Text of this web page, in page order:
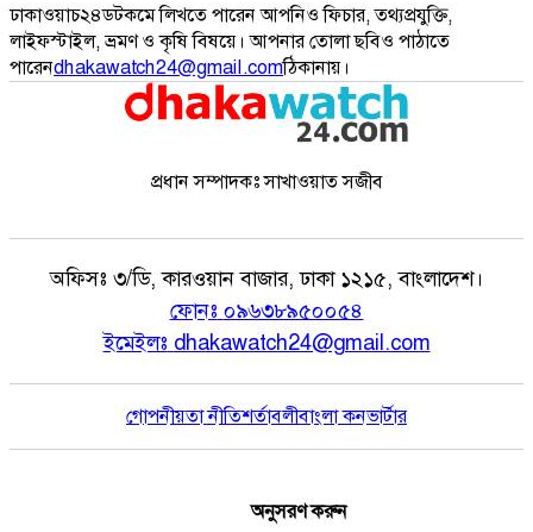
ঢাকাওয়াচ২৪ডটকমে লিখতে পারেন আপনিও ফিচার, তথ্যপ্রযুক্তি,
লাইফস্টাইল, ভ্রমণ ও কৃষি বিষয়ে। আপনার তোলা ছবিও পাঠাতে
পারেনdhakawatch24@gmail.comঠিকানায়।
প্রধান সম্পাদকঃ সাখাওয়াত সজীব
অফিসঃ ৩/ডি, কারওয়ান বাজার, ঢাকা ১২১৫, বাংলাদেশ।
ফোনঃ ০৯৬৩৮৯৫০০৫৪
ইমেইলঃ dhakawatch24@gmail.com
গোপনীয়তা নীতিশর্তাবলীবাংলা কনভার্টার
অনুসরণ করুন